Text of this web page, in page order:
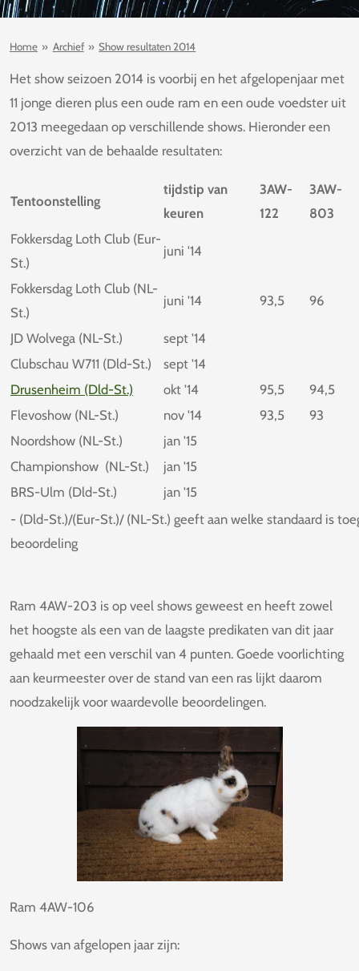
Home » Archief » Show resultaten 2014
Het show seizoen 2014 is voorbij en het afgelopenjaar met
11 jonge dieren plus een oude ram en een oude voedster uit
2013 meegedaan op verschillende shows. Hieronder een
overzicht van de behaalde resultaten:
Tentoonstelling
tijdstip van
keuren
3AW-
122
3AW-
803
Fokkersdag Loth Club (Eur-
St.)
juni '14
Fokkersdag Loth Club (NL-
St.)
juni '14 93,5 96
JD Wolvega (NL-St.)
sept '14
Clubschau W711 (Dld-St.)
sept '14
Drusenheim (Dld-St.)
okt '14 95,5
94,5
Flevoshow (NL-St.)
nov '14 93,5
93
Noordshow (NL-St.)
jan '15
Championshow (NL-St.)
jan '15
BRS-Ulm (Dld-St.)
jan '15
- (Dld-St.)/(Eur-St.)/ (NL-St.) geeft aan welke standaard is
beoordeling
Ram 4AW-203 is op veel shows geweest en heeft zowel
het hoogste als een van de laagste predikaten van dit jaar
gehaald met een verschil van 4 punten. Goede voorlichting
aan keurmeester over de stand van een ras lijkt daarom
noodzakelijk voor waardevolle beoordelingen.
Ram 4AW-106
Shows van afgelopen jaar zijn: